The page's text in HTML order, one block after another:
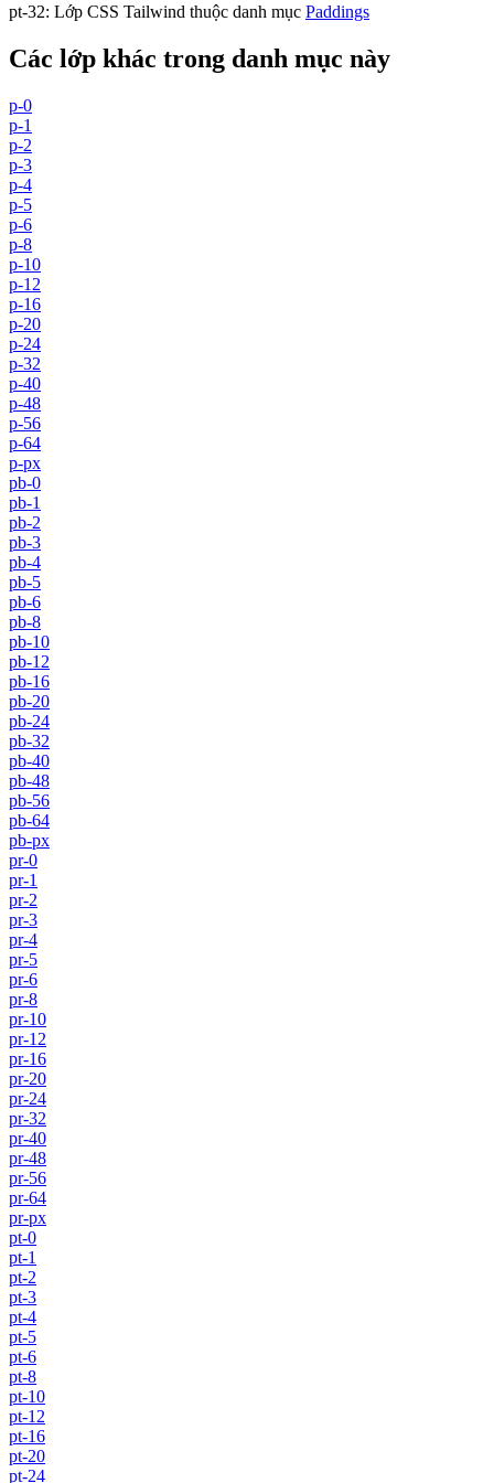
pt-32: Lớp CSS Tailwind thuộc danh mục Paddings
Các lớp khác trong danh mục này
p-0
p-1
p-2
p-3
p-4
p-5
p-6
p-8
p-10
p-12
p-16
p-20
p-24
p-32
p-40
p-48
p-56
p-64
p-px
pb-0
pb-1
pb-2
pb-3
pb-4
pb-5
pb-6
pb-8
pb-10
pb-12
pb-16
pb-20
pb-24
pb-32
pb-40
pb-48
pb-56
pb-64
pb-px
pr-0
pr-1
pr-2
pr-3
pr-4
pr-5
pr-6
pr-8
pr-10
pr-12
pr-16
pr-20
pr-24
pr-32
pr-40
pr-48
pr-56
pr-64
pr-px
pt-0
pt-1
pt-2
pt-3
pt-4
pt-5
pt-6
pt-8
pt-10
pt-12
pt-16
pt-20
pt-24